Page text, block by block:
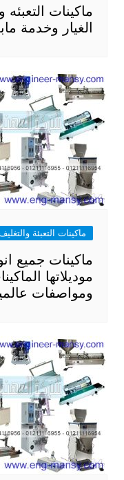
ماكينات
الغيار وخدمة
ماكينات التعبئة
ماكينات جميع
موديلاتها
ومواصفات